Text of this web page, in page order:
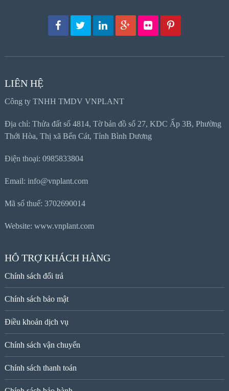
LIÊN HỆ
Công ty TNHH TMDV VNPLANT
Địa chỉ: Thửa đất số 4814, Tờ bản đồ số 27, KDC Ấp 3B, Phường
Thới Hòa, Thị xã Bến Cát, Tỉnh Bình Dương
Điện thoại: 0985833804
Email: info@vnplant.com
Mã số thuế: 3702690014
Website: www.vnplant.com
HỖ TRỢ KHÁCH HÀNG
Chính sách đổi trả
Chính sách bảo mật
Điều khoản dịch vụ
Chính sách vận chuyển
Chính sách thanh toán